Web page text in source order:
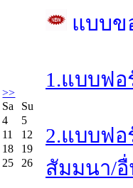
>>
Sa
Su
4
5
11
12
18
19
25
26
แบบข
1.แบบฟ
2.แบบฟ
สัมมนา/